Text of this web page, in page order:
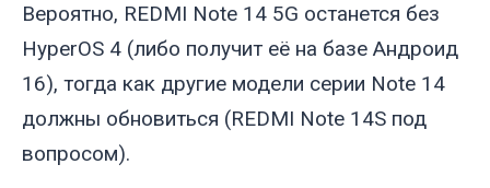
Вероятно, REDMI Note 14 5G останется без
HyperOS 4 (либо получит её на базе Андроид
16), тогда как другие модели серии Note 14
должны обновиться (REDMI Note 14S под
вопросом).